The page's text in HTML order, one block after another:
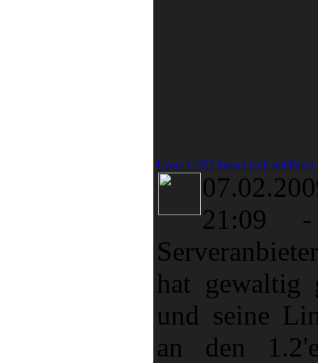
Unser CoD5 Server läuft mit Patch
21:09
hat gewaltig
und seine
an den